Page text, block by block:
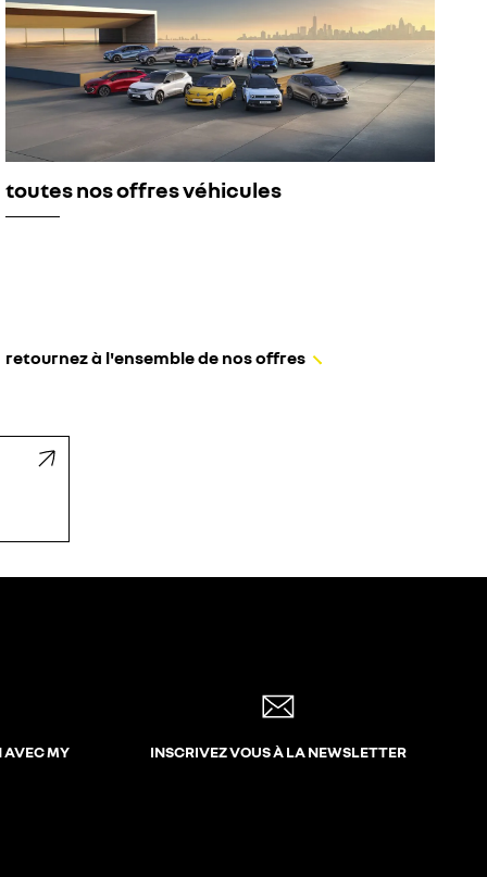
toutes nos offres véhicules
retournez à l'ensemble de nos offres
AVEC MY
INSCRIVEZ VOUS À LA NEWSLETTER